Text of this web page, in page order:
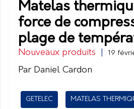
Matelas
force de
plage de
Nouveaux produits 19
Par Daniel Cardon
GETELEC MATELAS